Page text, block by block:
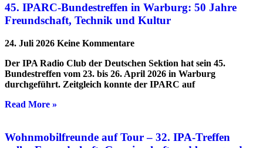
45. IPARC-Bundestreffen in Warburg: 50 Jahre
Freundschaft, Technik und Kultur
24. Juli 2026 Keine Kommentare
Der IPA Radio Club der Deutschen Sektion hat sein 45.
Bundestreffen vom 23. bis 26. April 2026 in Warburg
durchgeführt. Zeitgleich konnte der IPARC auf
Read More »
Wohnmobilfreunde auf Tour – 32. IPA-Treffen